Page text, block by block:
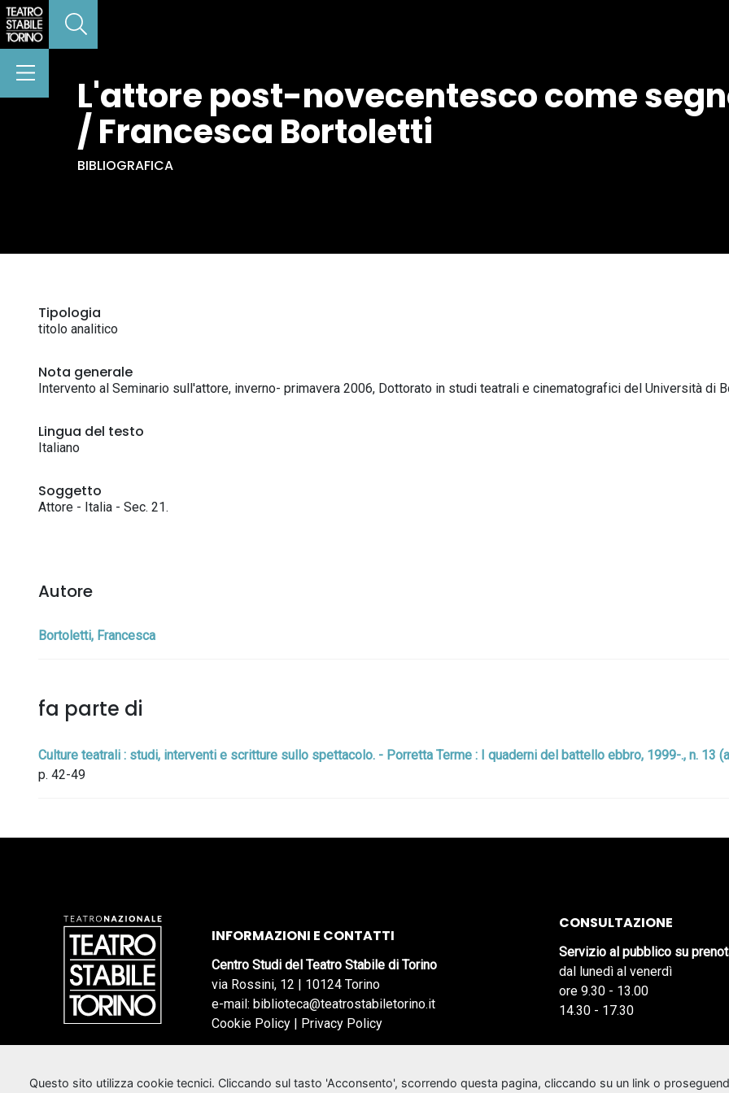
L'attore post-novecentesco come
/ Francesca Bortoletti
BIBLIOGRAFICA
Tipologia
titolo analitico
Nota generale
Intervento al Seminario sull'attore, inverno- primavera 2006, Dottorato in studi teatrali e cinematografici del Università di
Lingua del testo
Italiano
Soggetto
Attore - Italia - Sec. 21.
Autore
Bortoletti, Francesca
fa parte di
Culture teatrali : studi, interventi e scritture sullo spettacolo. - Porretta Terme : I quaderni del battello ebbro, 1999-., n. 13
p. 42-49
INFORMAZIONI E CONTATTI
Centro Studi del Teatro Stabile di Torino
via Rossini, 12 | 10124 Torino
e-mail: biblioteca@teatrostabiletorino.it
Cookie Policy | Privacy Policy
CONSULTAZIONE
Servizio al pubblico su
dal lunedì al venerdì
ore 9.30 - 13.00
14.30 - 17.30
Questo sito utilizza cookie tecnici. Cliccando sul tasto 'Acconsento', scorrendo questa pagina, cliccando su un link o